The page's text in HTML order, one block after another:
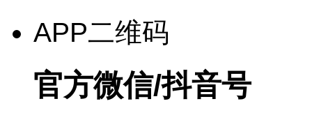
APP二维码
官方微信/抖音号